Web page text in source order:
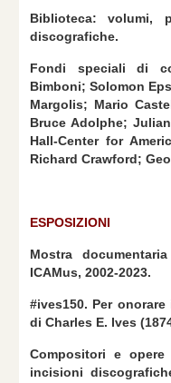
Biblioteca: volumi,
discografiche.
Fondi speciali di
Bimboni; Solomon
Margolis; Mario
Bruce Adolphe;
Hall-Center for
Richard Crawford;
ESPOSIZIONI
Mostra
ICAMus, 2002-2023.
#ives150. Per
di Charles E. Ives
Compositori e opere
incisioni